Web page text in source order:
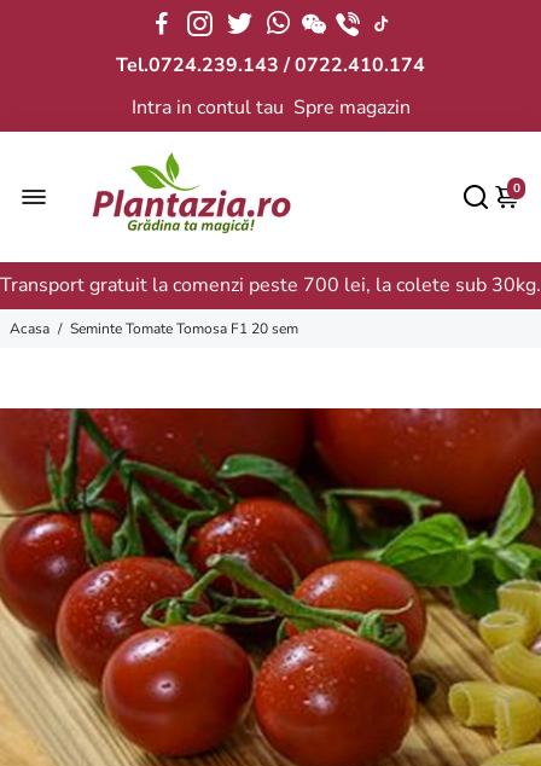
Tel.0724.239.143 / 0722.410.174
Intra in contul tau Spre magazin
0
Transport gratuit la comenzi peste 700 lei, la colete sub 30kg.
Acasa / Seminte Tomate Tomosa F1 20 sem